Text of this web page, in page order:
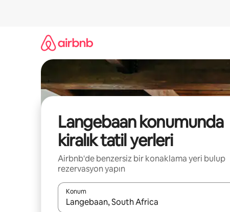
Langebaan konumunda
kiralık tatil yerleri
Airbnb'de benzersiz bir konaklama yeri bulup
rezervasyon yapın
Konum
Sonuçlar kullanılabilir olduğunda yukarı ve